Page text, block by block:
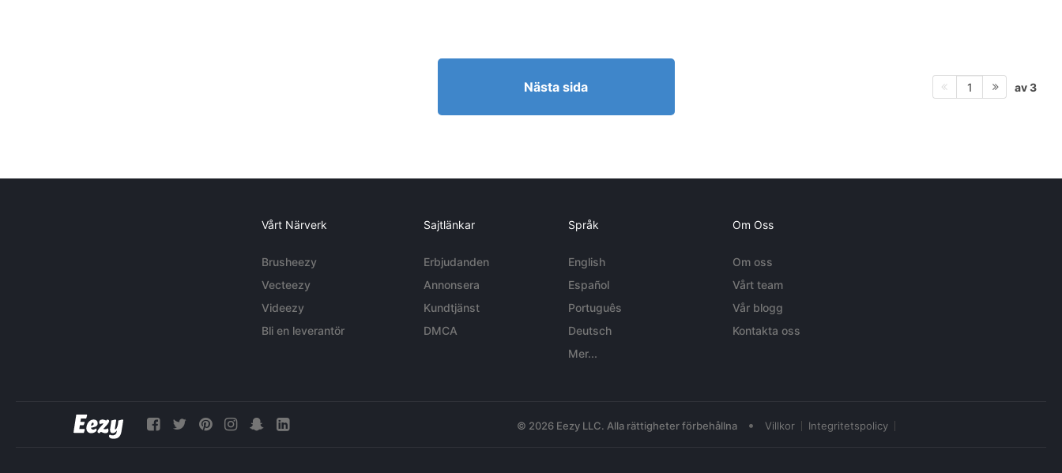
Nästa sida 1 av 3
Vårt Närverk
Brusheezy
Vecteezy
Videezy
Bli en leverantör
Sajtlänkar
Erbjudanden
Annonsera
Kundtjänst
DMCA
Språk
English
Español
Português
Deutsch
Mer...
Om Oss
Om oss
Vårt team
Vår blogg
Kontakta oss
© 2026 Eezy LLC. Alla rättigheter förbehållna • Villkor Integritetspolicy